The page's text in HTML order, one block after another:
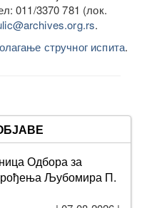
011/3370 781 (лок.
.
стручног испита.
Одбора за
рођења Љубомира П.